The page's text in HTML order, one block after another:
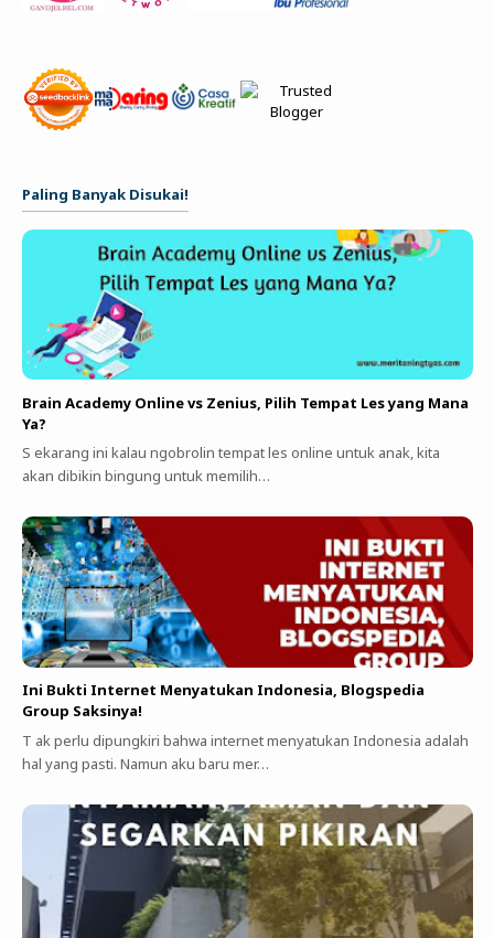
Paling Banyak Disukai!
Brain Academy Online vs Zenius, Pilih Tempat Les yang Mana
Ya?
S ekarang ini kalau ngobrolin tempat les online untuk anak, kita
akan dibikin bingung untuk memilih…
Ini Bukti Internet Menyatukan Indonesia, Blogspedia
Group Saksinya!
T ak perlu dipungkiri bahwa internet menyatukan Indonesia adalah
hal yang pasti. Namun aku baru mer…